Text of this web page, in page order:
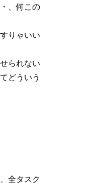
、何この
りゃいい
られない
どういう
全タスク